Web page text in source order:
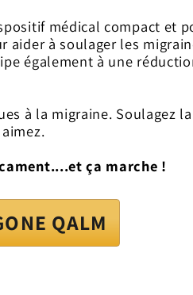
médical compact et
aider à soulager les
également à une
à la migraine. Soulagez
ça marche !
QALM